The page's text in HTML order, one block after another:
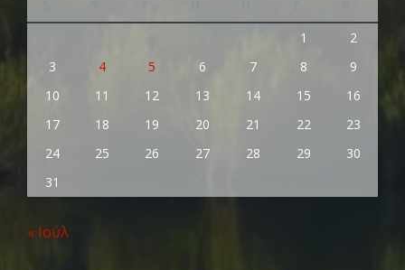
1
2
3
4 5 6 7 8
9
10
11 12 13 14 15
16
17
18 19 20 21 22
23
24
25 26 27 28 29
30
31
« Ιούλ